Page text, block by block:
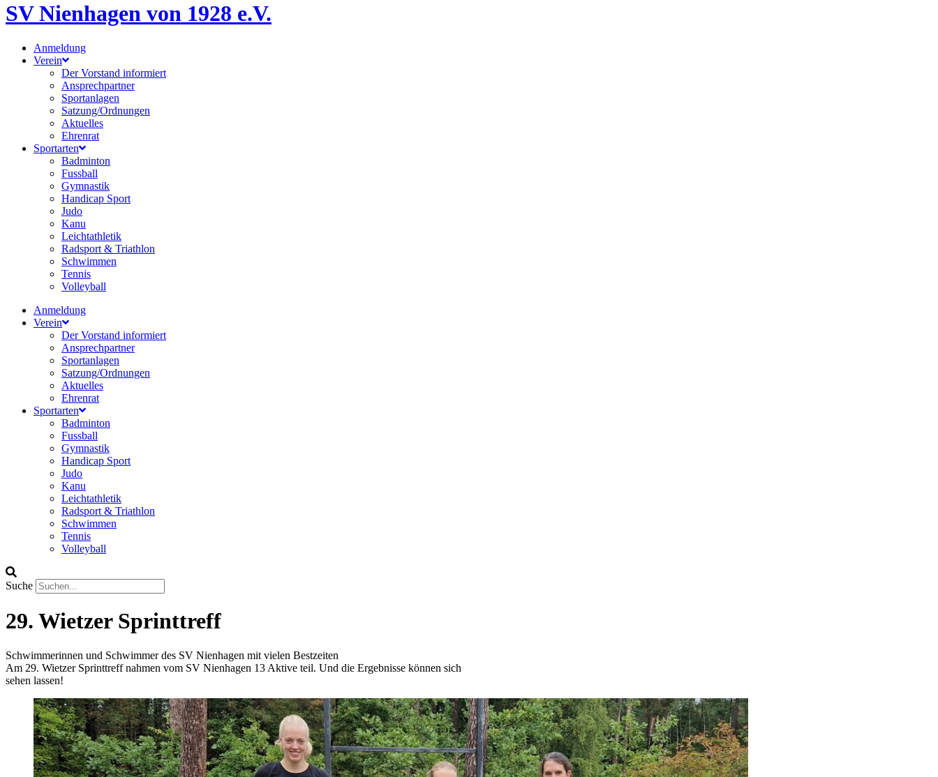
SV Nienhagen von 1928 e.V.
Anmeldung
Verein
Der Vorstand informiert
Ansprechpartner
Sportanlagen
Satzung/Ordnungen
Aktuelles
Ehrenrat
Sportarten
Badminton
Fussball
Gymnastik
Handicap Sport
Judo
Kanu
Leichtathletik
Radsport & Triathlon
Schwimmen
Tennis
Volleyball
Anmeldung
Verein
Der Vorstand informiert
Ansprechpartner
Sportanlagen
Satzung/Ordnungen
Aktuelles
Ehrenrat
Sportarten
Badminton
Fussball
Gymnastik
Handicap Sport
Judo
Kanu
Leichtathletik
Radsport & Triathlon
Schwimmen
Tennis
Volleyball
Suche
29. Wietzer Sprinttreff
Schwimmerinnen und Schwimmer des SV Nienhagen mit vielen Bestzeiten
Am 29. Wietzer Sprinttreff nahmen vom SV Nienhagen 13 Aktive teil. Und die Ergebnisse können sich
sehen lassen!